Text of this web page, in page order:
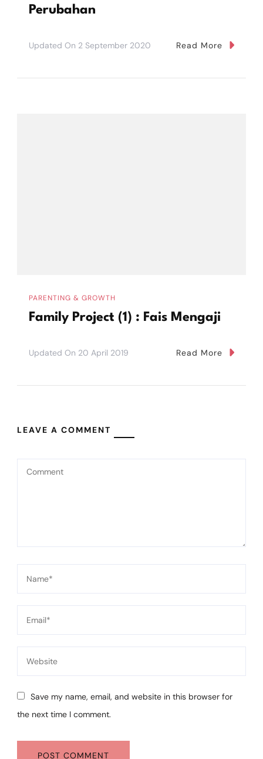
Perubahan
Updated On 2 September 2020 Read More
PARENTING & GROWTH
Family Project (1) : Fais Mengaji
Updated On 20 April 2019 Read More
LEAVE A COMMENT
Save my name, email, and website in this browser for
the next time I comment.